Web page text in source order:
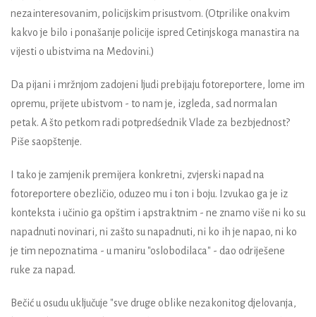
nezainteresovanim, policijskim prisustvom. (Otprilike onakvim
kakvo je bilo i ponašanje policije ispred Cetinjskoga manastira na
vijesti o ubistvima na Medovini.)
Da pijani i mržnjom zadojeni ljudi prebijaju fotoreportere, lome im
opremu, prijete ubistvom - to nam je, izgleda, sad normalan
petak. A što petkom radi potpredśednik Vlade za bezbjednost?
Piše saopštenje.
I tako je zamjenik premijera konkretni, zvjerski napad na
fotoreportere obezličio, oduzeo mu i ton i boju. Izvukao ga je iz
konteksta i učinio ga opštim i apstraktnim - ne znamo više ni ko su
napadnuti novinari, ni zašto su napadnuti, ni ko ih je napao, ni ko
je tim nepoznatima - u maniru "oslobodilaca" - dao odriješene
ruke za napad.
Bečić u osudu uključuje "sve druge oblike nezakonitog djelovanja,